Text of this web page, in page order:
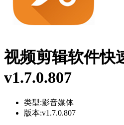
视频剪辑软件快
v1.7.0.807
类型:影音媒体
版本:v1.7.0.807